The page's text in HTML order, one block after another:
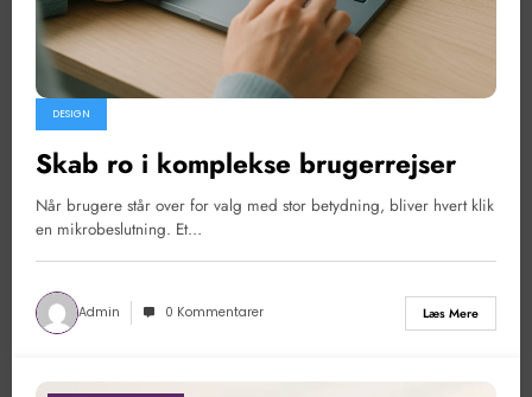
DESIGN
Skab ro i komplekse brugerrejser
Når brugere står over for valg med stor betydning, bliver hvert klik
en mikrobeslutning. Et…
Admin 0 Kommentarer Læs Mere